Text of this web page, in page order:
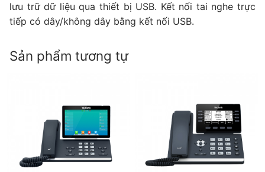
lưu trữ dữ liệu qua thiết bị USB. Kết nối tai nghe trực
tiếp có dây/không dây bằng kết nối USB.
Sản phẩm tương tự